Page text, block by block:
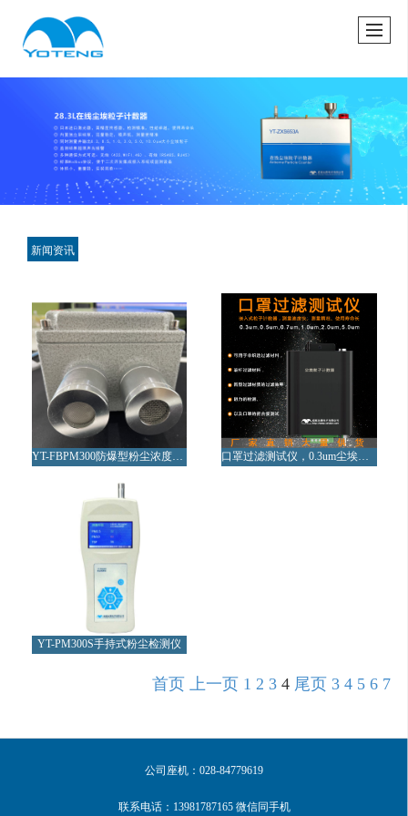
很遗憾，因您的浏览器版本过低导致无法获得最佳浏览体验，推荐下载安装谷歌浏览器！
新闻资讯
YT-FBPM300防爆型粉尘浓度检测仪 口罩过滤测试仪，0.3um尘埃粒子计数器
YT-PM300S手持式粉尘检测仪
首页️ 上一页 1 2 3 4 尾页 3 4 5 6 7
公司座机：028-84779619
联系电话：13981787165 微信同手机